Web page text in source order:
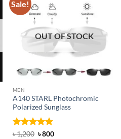
Sale!
OUT OF STOCK
MEN
A140 STARL Photochromic
Polarized Sunglass
Rated 4.83
৳1,200 Original
৳800Current